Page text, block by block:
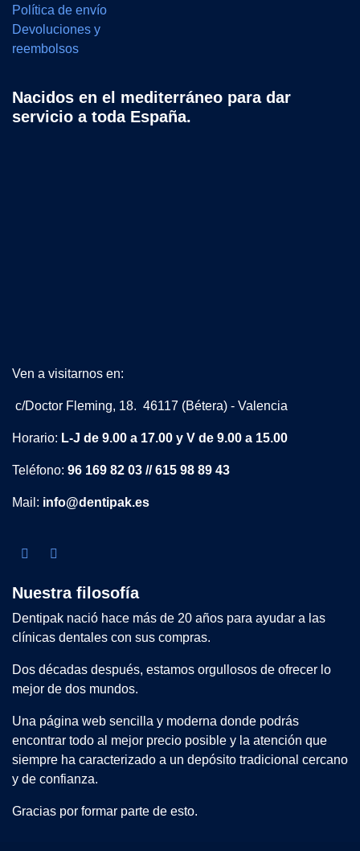
Política de envío
Devoluciones y
reembolsos
Nacidos en el mediterráneo para dar
servicio a toda España.
Ven a visitarnos en:
c/Doctor Fleming, 18. 46117 (Bétera) - Valencia
Horario: L-J de 9.00 a 17.00 y V de 9.00 a 15.00
Teléfono: 96 169 82 03 // 615 98 89 43
Mail: info@dentipak.es
Nuestra filosofía
Dentipak nació hace más de 20 años para ayudar a las
clínicas dentales con sus compras.
Dos décadas después, estamos orgullosos de ofrecer lo
mejor de dos mundos.
Una página web sencilla y moderna donde podrás
encontrar todo al mejor precio posible y la atención que
siempre ha caracterizado a un depósito tradicional cercano
y de confianza.
Gracias por formar parte de esto.